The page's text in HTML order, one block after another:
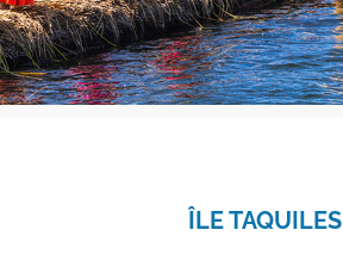
ÎLE TAQUILES